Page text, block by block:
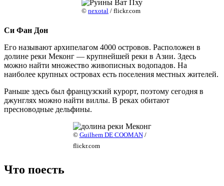
© nexotal / flickr.com
Си Фан Дон
Его называют архипелагом 4000 островов. Расположен в
долине реки Меконг — крупнейшей реки в Азии. Здесь
можно найти множество живописных водопадов. На
наиболее крупных островах есть поселения местных жителей.
Раньше здесь был французский курорт, поэтому сегодня в
джунглях можно найти виллы. В реках обитают
пресноводные дельфины.
© Guilhem DE COOMAN/
flickr.com
Что поесть